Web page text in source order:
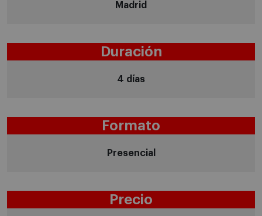
Madrid
Duración
4 días
Formato
Presencial
Precio